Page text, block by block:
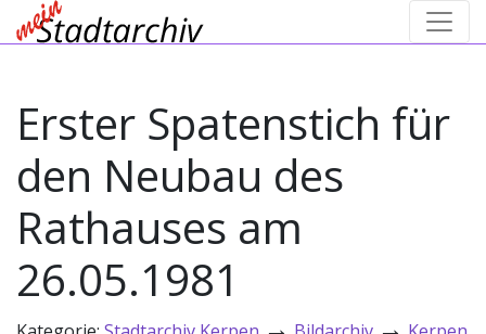
Erster Spatenstich für
den Neubau des
Rathauses am
26.05.1981